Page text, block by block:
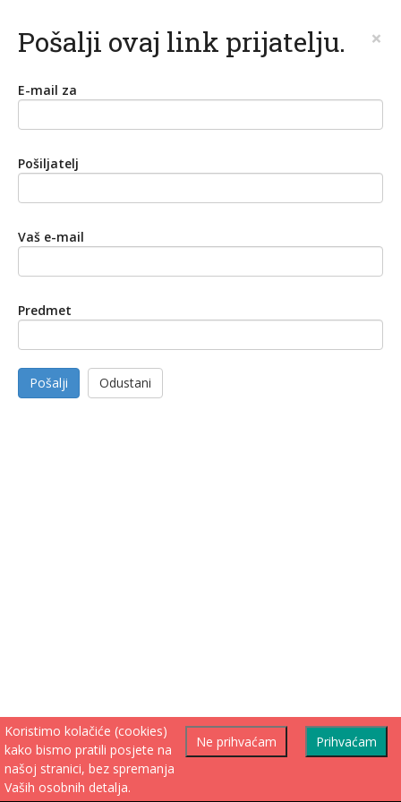
Pošalji ovaj link prijatelju. ×
E-mail za
Pošiljatelj
Vaš e-mail
Predmet
Pošalji Odustani
Prihvaćam
Ne prihvaćam
Koristimo kolačiće (cookies)
kako bismo pratili posjete na
našoj stranici, bez spremanja
Vaših osobnih detalja.